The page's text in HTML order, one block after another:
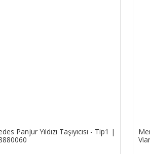
Panjur Yıldızı Taşıyıcısı - Tip1 |